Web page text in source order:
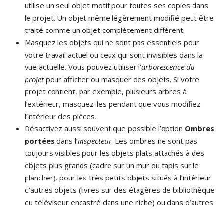
utilise un seul objet motif pour toutes ses copies dans
le projet. Un objet même légèrement modifié peut être
traité comme un objet complètement différent.
Masquez les objets qui ne sont pas essentiels pour
votre travail actuel ou ceux qui sont invisibles dans la
vue actuelle. Vous pouvez utiliser l’arborescence du
projetpour afficher ou masquer des objets. Si votre
projet contient, par exemple, plusieurs arbres à
l’extérieur, masquez-les pendant que vous modifiez
l’intérieur des pièces.
Désactivez aussi souvent que possible l’option Ombres
portées dans l’inspecteur. Les ombres ne sont pas
toujours visibles pour les objets plats attachés à des
objets plus grands (cadre sur un mur ou tapis sur le
plancher), pour les très petits objets situés à l’intérieur
d’autres objets (livres sur des étagères de bibliothèque
ou téléviseur encastré dans une niche) ou dans d’autres